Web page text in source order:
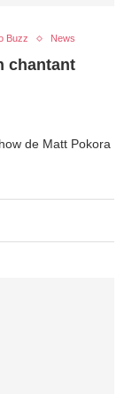
Buzz News
chantant
de Matt Pokora